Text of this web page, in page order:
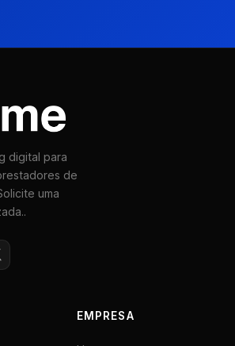
digital para
de
uma
EMPRESA